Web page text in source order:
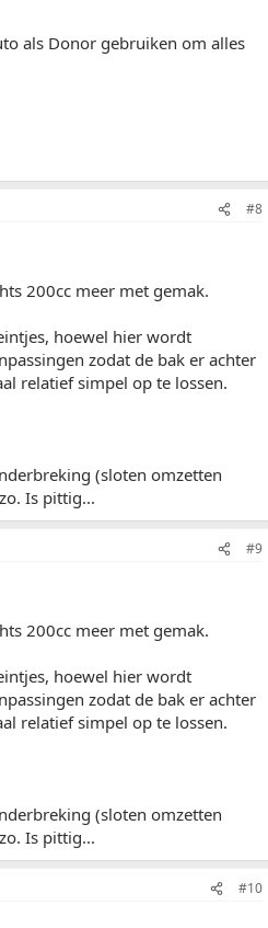
als Donor gebruiken om alles
#8
200cc meer met gemak.
hoewel hier wordt
zodat de bak er achter
relatief simpel op te lossen.
(sloten omzetten
Is pittig...
#9
200cc meer met gemak.
hoewel hier wordt
zodat de bak er achter
relatief simpel op te lossen.
(sloten omzetten
Is pittig...
#10